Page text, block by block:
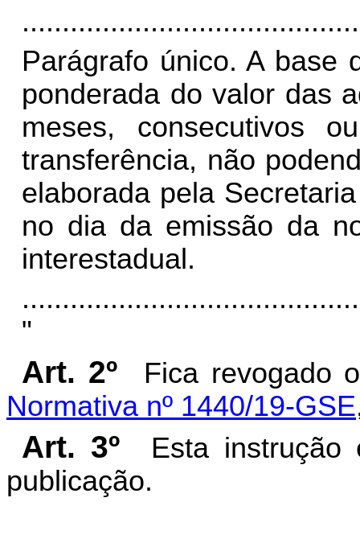
Parágrafo único. A base
ponderada do valor das
meses, consecutivos
transferência, não
elaborada pela
no dia da emissão da
interestadual.
"
Art. 2º
Fica revogado
Normativa nº 1440/19-GSE
Art. 3º
Esta
publicação.